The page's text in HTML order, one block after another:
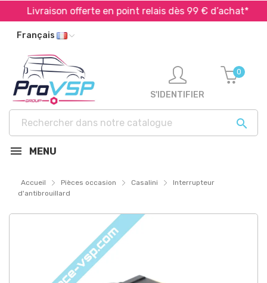
Livraison offerte en point relais dès 99 € d’achat*
Français

S'IDENTIFIER
0
MENU
Accueil Pièces occasion Casalini
Interrupteur
d'antibrouillard